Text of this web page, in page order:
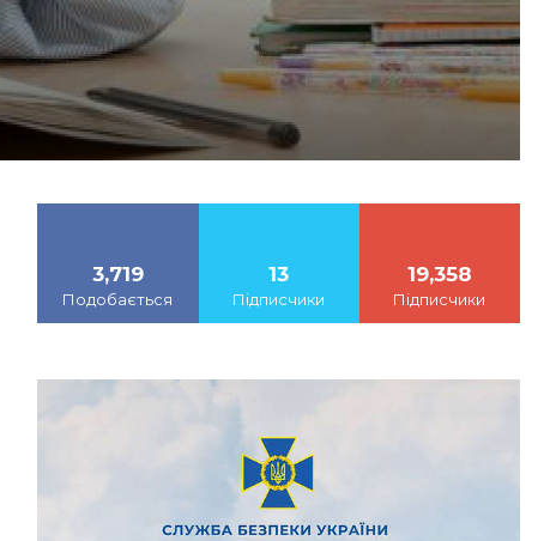
3,719
Подобається
13
Підписчики
19,358
Підписчики